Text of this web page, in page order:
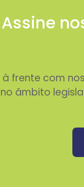
Assine
à frente com
no âmbito